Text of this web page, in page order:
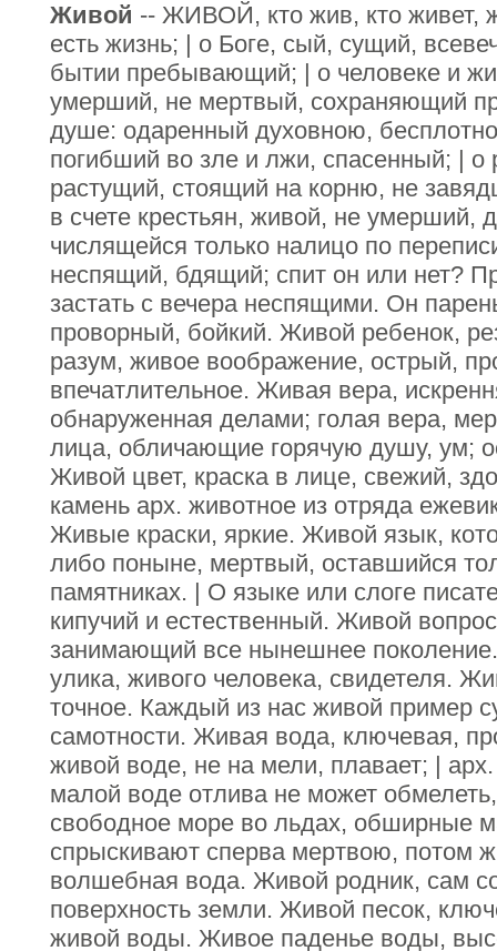
Живой -- ЖИВОЙ, кто жив, кто живет,
есть жизнь; | о Боге, сый, сущий,
бытии пребывающий; | о человеке и
умерший, не мертвый, сохраняющий
душе: одаренный духовною,
погибший во зле и лжи, спасенный; | о
растущий, стоящий на корню, не
в счете крестьян, живой, не умерший,
числящейся только налицо по
неспящий, бдящий; спит он или нет?
застать с вечера неспящими. Он
проворный, бойкий. Живой ребенок,
разум, живое воображение, острый,
впечатлительное. Живая вера,
обнаруженная делами; голая вера,
лица, обличающие горячую душу, ум;
Живой цвет, краска в лице, свежий,
камень арх. животное из отряда
Живые краски, яркие. Живой язык,
либо поныне, мертвый, оставшийся
памятниках. | О языке или слоге
кипучий и естественный. Живой
занимающий все нынешнее
улика, живого человека, свидетеля.
точное. Каждый из нас живой пример
самотности. Живая вода, ключевая,
живой воде, не на мели, плавает; | арх.
малой воде отлива не может
свободное море во льдах, обширные
спрыскивают сперва мертвою, потом
волшебная вода. Живой родник, сам
поверхность земли. Живой песок,
живой воды. Живое паденье воды,